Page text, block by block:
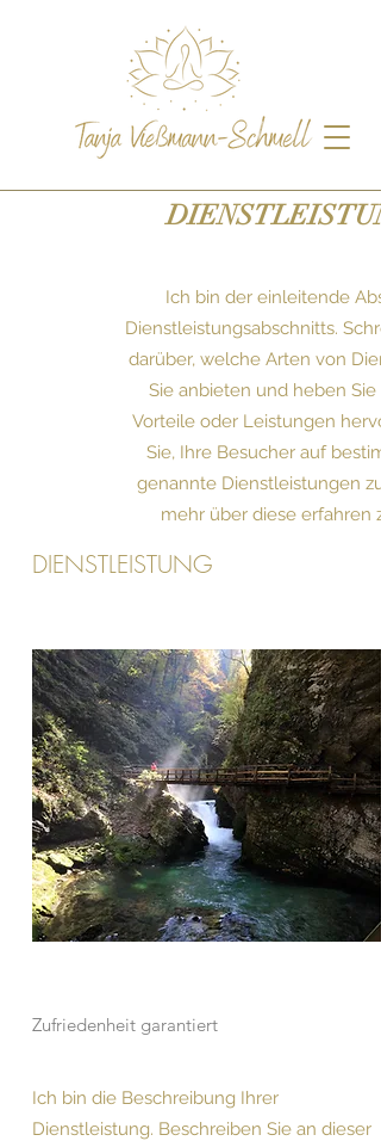
Ich bin der einleitende
Dienstleistungsabschnitts.
darüber, welche Arten von
Sie anbieten und heben Sie
Vorteile oder Leistungen
Sie, Ihre Besucher auf
genannte Dienstleistungen
mehr über diese erfahren
DIENSTLEISTUNG
Zufriedenheit garantiert
Ich bin die Beschreibung Ihrer
Dienstleistung. Beschreiben Sie an dieser